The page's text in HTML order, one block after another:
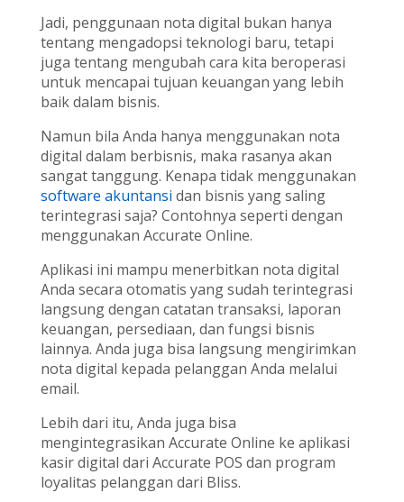
Jadi, penggunaan nota digital bukan hanya
tentang mengadopsi teknologi baru, tetapi
juga tentang mengubah cara kita beroperasi
untuk mencapai tujuan keuangan yang lebih
baik dalam bisnis.
Namun bila Anda hanya menggunakan nota
digital dalam berbisnis, maka rasanya akan
sangat tanggung. Kenapa tidak menggunakan
software akuntansi dan bisnis yang saling
terintegrasi saja? Contohnya seperti dengan
menggunakan Accurate Online.
Aplikasi ini mampu menerbitkan nota digital
Anda secara otomatis yang sudah terintegrasi
langsung dengan catatan transaksi, laporan
keuangan, persediaan, dan fungsi bisnis
lainnya. Anda juga bisa langsung mengirimkan
nota digital kepada pelanggan Anda melalui
email.
Lebih dari itu, Anda juga bisa
mengintegrasikan Accurate Online ke aplikasi
kasir digital dari Accurate POS dan program
loyalitas pelanggan dari Bliss.